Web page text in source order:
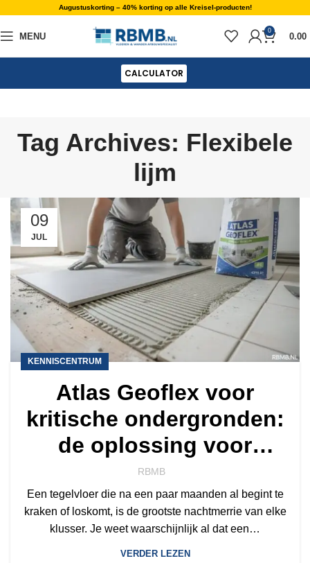
Augustuskorting – 40% korting op alle Kreisel-producten!
MENU
0
0.00
CALCULATOR
Tag Archives: Flexibele
lijm
09
JUL
KENNISCENTRUM
Atlas Geoflex voor
kritische ondergronden:
de oplossing voor
lastige klussen
RBMB
Een tegelvloer die na een paar maanden al begint te
kraken of loskomt, is de grootste nachtmerrie van elke
klusser. Je weet waarschijnlijk al dat een…
VERDER LEZEN